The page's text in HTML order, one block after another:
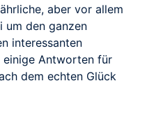
aber vor allem
um den ganzen
interessanten
einige Antworten für
dem echten Glück